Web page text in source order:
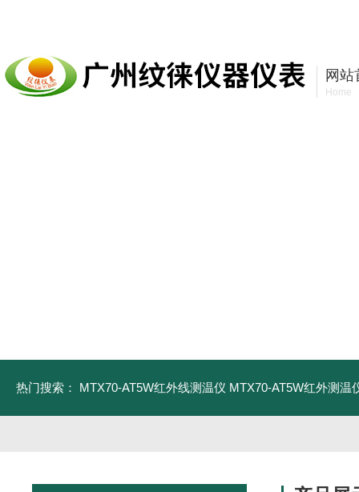
网站
Home
热门搜索： MTX70-AT5W红外线测温仪 MTX70-AT5W红外测温